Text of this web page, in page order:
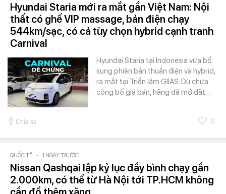
Hyundai Staria mới ra mắt gần Việt Nam: Nội
thất có ghế VIP massage, bản điện chạy
544km/sạc, có cả tùy chọn hybrid cạnh tranh
Carnival
Hyundai Staria tại Indonesia vừa bổ
sung phiên bản thuần điện và hybrid,
ra mắt tại Triển lãm GIIAS. Dù chưa
công bố giá bán, hãng đã mở đặt…
Chia sẻ 0
QUỐC TẾ - 1 NGÀY TRƯỚC
Nissan Qashqai lập kỷ lục đầy bình chạy gần
2.000km, có thể từ Hà Nội tới TP.HCM không